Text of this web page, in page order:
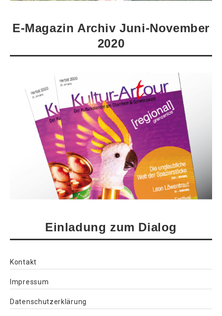
E-Magazin Archiv Juni-November
2020
Einladung zum Dialog
Kontakt
Impressum
Datenschutzerklärung